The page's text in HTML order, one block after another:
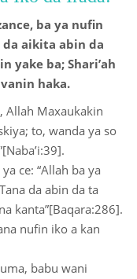
ba ya nufin
da aikita abin da
yake ba; Shari’ah
haka.
Allah Maxaukakin
to, wanda ya so
ce: “Allah ba ya
da abin da ta
kanta”[Baqara:286].
nufin iko a kan
babu wani